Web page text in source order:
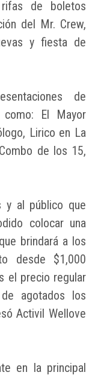
de boletos
del Mr. Crew,
y fiesta de
de
como: El Mayor
Lirico en La
de los 15,
y al público que
colocar una
brindará a los
desde $1,000
el precio regular
agotados los
Activil Wellove
en la principal